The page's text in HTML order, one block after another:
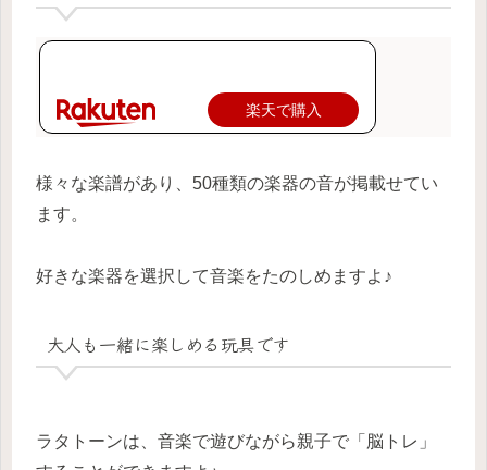
楽天で購入
様々な楽譜があり、50種類の楽器の音が掲載せてい
ます。
好きな楽器を選択して音楽をたのしめますよ♪
大人も一緒に楽しめる玩具です
ラタトーンは、音楽で遊びながら親子で「脳トレ」